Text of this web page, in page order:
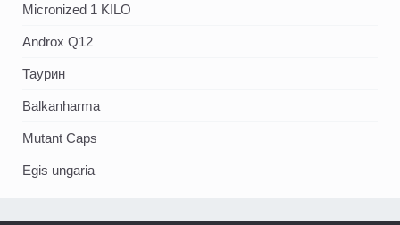
Micronized 1 KILO
Androx Q12
Таурин
Balkanharma
Mutant Caps
Egis ungaria